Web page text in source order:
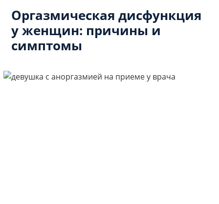
Оргазмическая дисфункция
у женщин: причины и
симптомы